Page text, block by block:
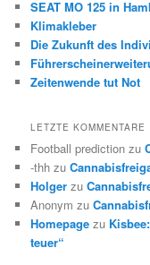
SEAT MO 125 in
Klimakleber
Die Zukunft des
Zeitenwende tut Not
LETZTE KOMMENTARE
Football prediction zu
-thh zu
Holger zu
Anonym zu
Homepage zu
teuer“